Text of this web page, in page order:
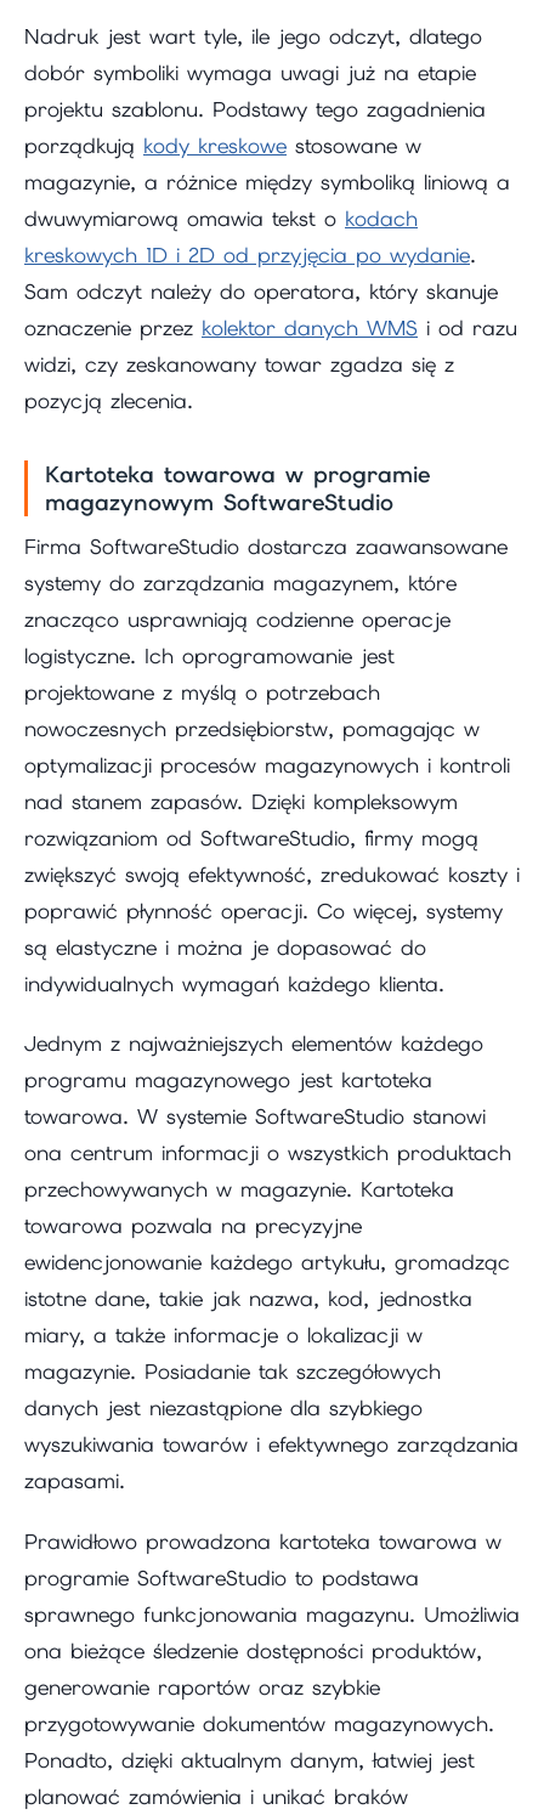
Nadruk jest wart tyle, ile jego odczyt, dlatego
dobór symboliki wymaga uwagi już na etapie
projektu szablonu. Podstawy tego zagadnienia
porządkują kody kreskowe stosowane w
magazynie, a różnice między symboliką liniową a
dwuwymiarową omawia tekst o kodach
kreskowych 1D i 2D od przyjęcia po wydanie.
Sam odczyt należy do operatora, który skanuje
oznaczenie przez kolektor danych WMS i od razu
widzi, czy zeskanowany towar zgadza się z
pozycją zlecenia.
Kartoteka towarowa w programie
magazynowym SoftwareStudio
Firma SoftwareStudio dostarcza zaawansowane
systemy do zarządzania magazynem, które
znacząco usprawniają codzienne operacje
logistyczne. Ich oprogramowanie jest
projektowane z myślą o potrzebach
nowoczesnych przedsiębiorstw, pomagając w
optymalizacji procesów magazynowych i kontroli
nad stanem zapasów. Dzięki kompleksowym
rozwiązaniom od SoftwareStudio, firmy mogą
zwiększyć swoją efektywność, zredukować koszty i
poprawić płynność operacji. Co więcej, systemy
są elastyczne i można je dopasować do
indywidualnych wymagań każdego klienta.
Jednym z najważniejszych elementów każdego
programu magazynowego jest kartoteka
towarowa. W systemie SoftwareStudio stanowi
ona centrum informacji o wszystkich produktach
przechowywanych w magazynie. Kartoteka
towarowa pozwala na precyzyjne
ewidencjonowanie każdego artykułu, gromadząc
istotne dane, takie jak nazwa, kod, jednostka
miary, a także informacje o lokalizacji w
magazynie. Posiadanie tak szczegółowych
danych jest niezastąpione dla szybkiego
wyszukiwania towarów i efektywnego zarządzania
zapasami.
Prawidłowo prowadzona kartoteka towarowa w
programie SoftwareStudio to podstawa
sprawnego funkcjonowania magazynu. Umożliwia
ona bieżące śledzenie dostępności produktów,
generowanie raportów oraz szybkie
przygotowywanie dokumentów magazynowych.
Ponadto, dzięki aktualnym danym, łatwiej jest
planować zamówienia i unikać braków